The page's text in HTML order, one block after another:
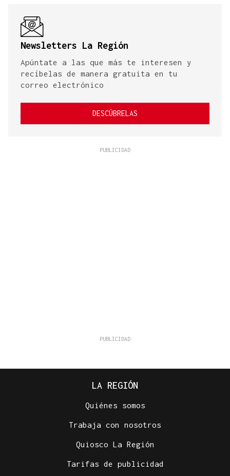
Newsletters La Región
Apúntate a las que más te interesen y
recíbelas de manera gratuita en tu
correo electrónico
DESCÚBRELAS
LA REGIÓN
Quiénes somos
Trabaja con nosotros
Quiosco La Región
Tarifas de publicidad